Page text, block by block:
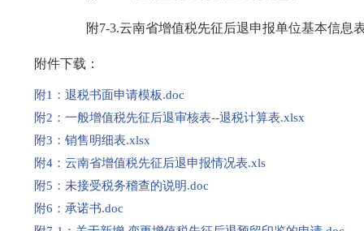
附7-3.云南省增值税先征后退申报单位基本信息
附件下载：
附1：退税书面申请模板.doc
附2：一般增值税先征后退审核表--退税计算表.xlsx
附3：销售明细表.xlsx
附4：云南省增值税先征后退申报情况表.xls
附5：未接受税务稽查的说明.doc
附6：承诺书.doc